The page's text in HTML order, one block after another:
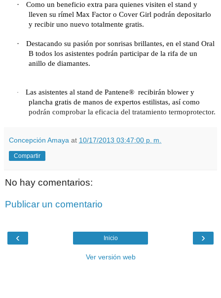
·
Como un beneficio extra para quienes visiten el stand y
lleven su rímel Max Factor o Cover Girl podrán depositarlo
y recibir uno nuevo totalmente gratis.
·
Destacando su pasión por sonrisas brillantes, en el stand Oral
B todos los asistentes podrán participar de la rifa de un
anillo de diamantes.
· Las asistentes al stand de Pantene® recibirán blower y
plancha gratis de manos de expertos estilistas, así como
podrán comprobar la eficacia del tratamiento termoprotector.
Concepción Amaya at 10/17/2013 03:47:00 p. m.
Compartir
No hay comentarios:
Publicar un comentario
‹ ›
Inicio
Ver versión web